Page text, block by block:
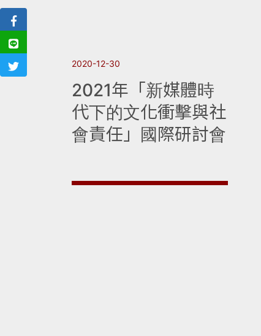
2020-12-30
2021年「新媒體時
代下的文化衝擊與社
會責任」國際研討會